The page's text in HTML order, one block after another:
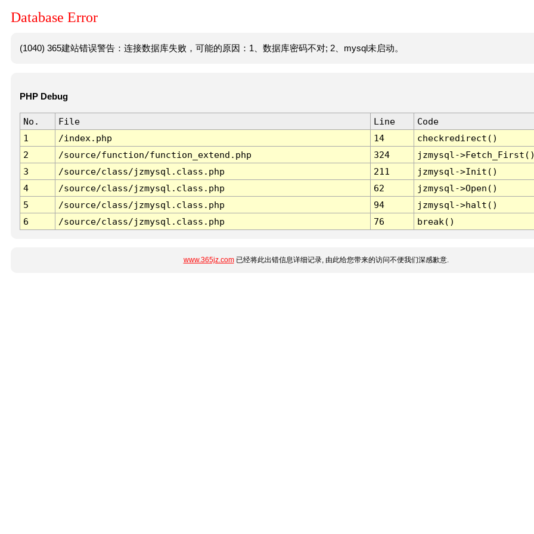
Database Error
(1040) 365建站错误警告：连接数据库失败，可能的原因：1、数据库密码不对; 2、mysql未启动。
PHP Debug
No. File Line
Code
1
/index.php 14
checkredirect()
2
/source/function/function_extend.php 324
jzmysql-
3
/source/class/jzmysql.class.php 211
jzmysql->Init()
4
/source/class/jzmysql.class.php 62
jzmysql->Open()
5
/source/class/jzmysql.class.php 94
jzmysql->halt()
6
/source/class/jzmysql.class.php 76 break()
www.365jz.com已经将此出错信息详细记录, 由此给您带来的访问不便我们深感歉意.